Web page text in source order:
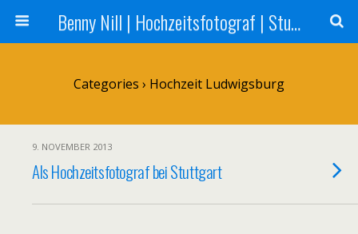
Benny Nill | Hochzeitsfotograf | Stuttgart, Tübingen, Reutlingen
Categories › Hochzeit Ludwigsburg
9. NOVEMBER 2013
Als Hochzeitsfotograf bei Stuttgart